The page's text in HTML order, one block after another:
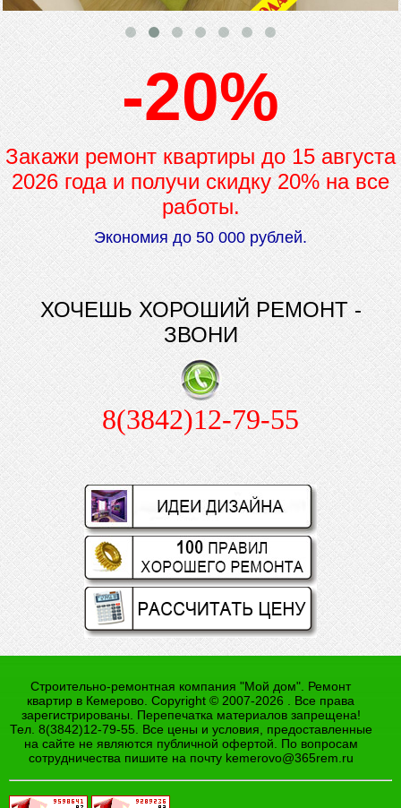
-20%
Закажи ремонт квартиры до15 августа
2026 года и получи скидку 20% на все
работы.
Экономия до 50 000 рублей.
ХОЧЕШЬ ХОРОШИЙ РЕМОНТ -
ЗВОНИ
8(3842)12-79-55
Строительно-ремонтная компания "Мой дом". Ремонт
квартир в Кемерово. Copyright © 2007-2026 . Все права
зарегистрированы. Перепечатка материалов запрещена!
Тел. 8(3842)12-79-55. Все цены и условия, предоставленные
на сайте не являются публичной офертой. По вопросам
сотрудничества пишите на почту kemerovo@365rem.ru